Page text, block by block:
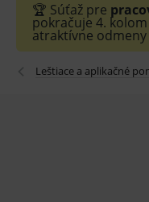
🏆 Súťaž pre
pokračuje 4. kolom
atraktívne
Leštiace a aplikačné